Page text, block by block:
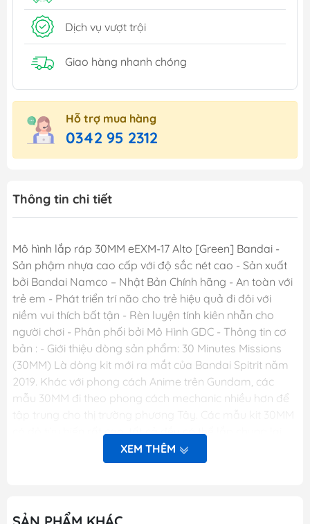
Dịch vụ vượt trội
Giao hàng nhanh chóng
Hỗ trợ mua hàng
0342 95 2312
Thông tin chi tiết
Mô hình lắp ráp 30MM eEXM-17 Alto [Green] Bandai -
Sản phậm nhựa cao cấp với độ sắc nét cao - Sản xuất
bởi Bandai Namco – Nhật Bản Chính hãng - An toàn với
trẻ em - Phát triển trí não cho trẻ hiệu quả đi đôi với
niềm vui thích bất tận - Rèn luyện tính kiên nhẫn cho
người chơi - Phân phối bởi Mô Hình GDC - Thông tin cơ
bản : - Giới thiệu dòng sản phẩm: 30 Minutes Missions
(30MM) Là dòng kit mới ra mắt của Bandai Spitrit năm
2019. Khác với phong cách Anime trên Gundam, các
mẫu 30MM đi theo phong cách mechanic nhiều hơn để
có độ tùy biến rất cao, tất cả đều có thể lắp chung lại
với nhau để tạo ra các sản phẩm mới tùy theo trí tưởng
tượng của người chơi. + Mô hình chưa được lắp ráp; bạn
ráp xong cao khoảng 10cm; có khả năng thay đổi nhiều
XEM THÊM